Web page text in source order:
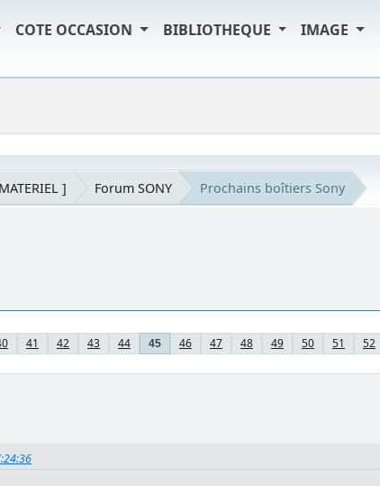
COTE OCCASION BIBLIOTHEQUE IMAGE
] Forum SONY Prochains boîtiers Sony
41 42 43 44 45 46 47 48 49 50 51 52